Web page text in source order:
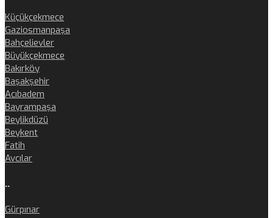
Küçükçekmece
Gaziosmanpaşa
Bahçelievler
Büyükçekmece
Bakırköy
Başakşehir
Acıbadem
Bayrampaşa
Beylikdüzü
Beykent
Fatih
Avcılar
..
Gürpınar